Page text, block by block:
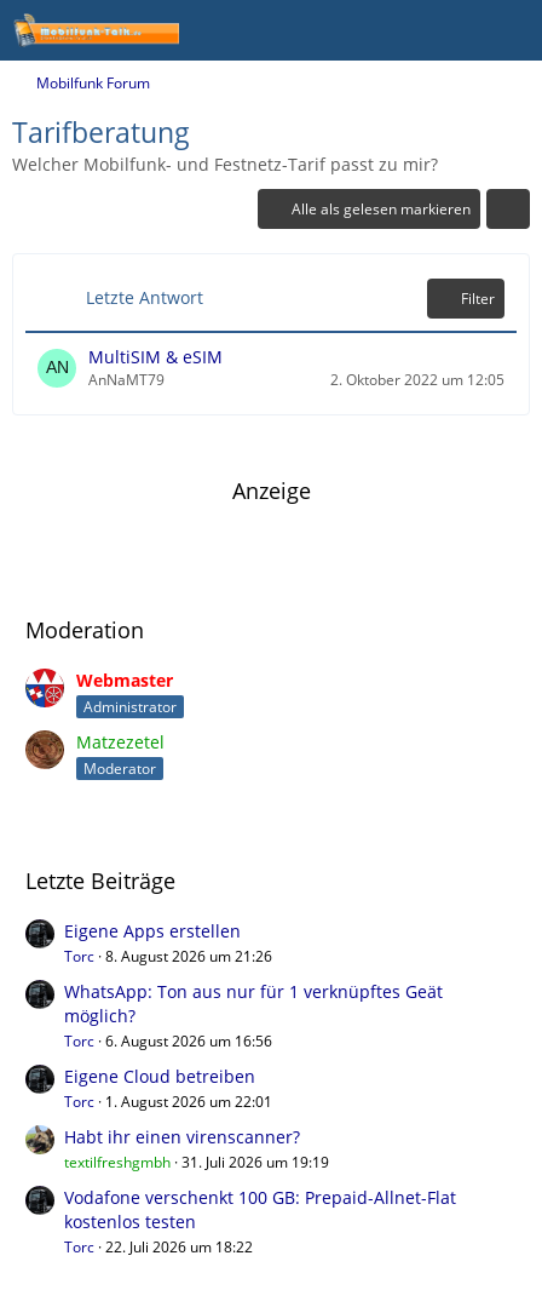
Mobilfunk Forum
Tarifberatung
Welcher Mobilfunk- und Festnetz-Tarif passt zu mir?
Alle als gelesen markieren
Letzte Antwort Filter
MultiSIM & eSIM
AnNaMT79 2. Oktober 2022 um 12:05
Anzeige
Moderation
Webmaster
Administrator
Matzezetel
Moderator
Letzte Beiträge
Eigene Apps erstellen
Torc 8. August 2026 um 21:26
WhatsApp: Ton aus nur für 1 verknüpftes Geät
möglich?
Torc 6. August 2026 um 16:56
Eigene Cloud betreiben
Torc 1. August 2026 um 22:01
Habt ihr einen virenscanner?
textilfreshgmbh 31. Juli 2026 um 19:19
Vodafone verschenkt 100 GB: Prepaid-Allnet-Flat
kostenlos testen
Torc 22. Juli 2026 um 18:22